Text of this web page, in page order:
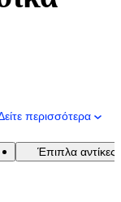
περισσότερα
Έπιπλα αντίκες